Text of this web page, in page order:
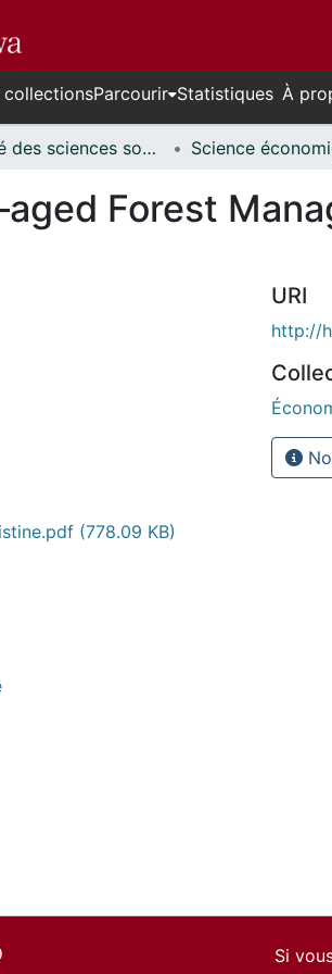
collectionsParcourir Statistiques À
Faculté des sciences sociales // Faculty of Social Sciences
Forest
(778.09 KB)
URI
http://
Si